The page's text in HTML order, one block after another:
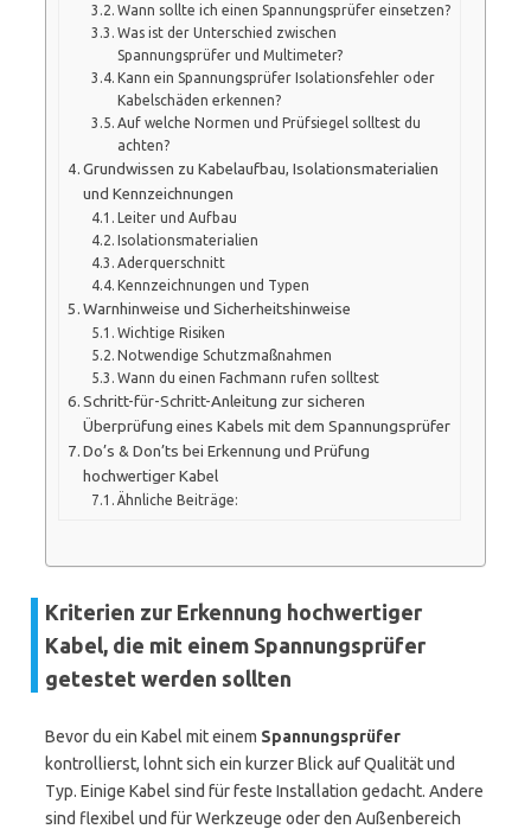
Wann sollte ich einen Spannungsprüfer einsetzen?
Was ist der Unterschied zwischen
Spannungsprüfer und Multimeter?
Kann ein Spannungsprüfer Isolationsfehler oder
Kabelschäden erkennen?
Auf welche Normen und Prüfsiegel solltest du
achten?
Grundwissen zu Kabelaufbau, Isolationsmaterialien
und Kennzeichnungen
Leiter und Aufbau
Isolationsmaterialien
Aderquerschnitt
Kennzeichnungen und Typen
Warnhinweise und Sicherheitshinweise
Wichtige Risiken
Notwendige Schutzmaßnahmen
Wann du einen Fachmann rufen solltest
Schritt-für-Schritt-Anleitung zur sicheren
Überprüfung eines Kabels mit dem Spannungsprüfer
Do’s & Don’ts bei Erkennung und Prüfung
hochwertiger Kabel
Ähnliche Beiträge:
Kriterien zur Erkennung hochwertiger
Kabel, die mit einem Spannungsprüfer
getestet werden sollten
Bevor du ein Kabel mit einem Spannungsprüfer
kontrollierst, lohnt sich ein kurzer Blick auf Qualität und
Typ. Einige Kabel sind für feste Installation gedacht. Andere
sind flexibel und für Werkzeuge oder den Außenbereich